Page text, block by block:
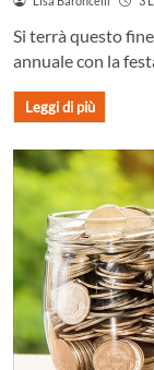
Si terrà questo
annuale con la
Leggi di più